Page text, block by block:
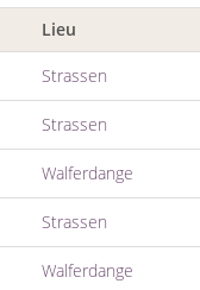
Lieu
Strassen
Strassen
Walferdange
Strassen
Walferdange